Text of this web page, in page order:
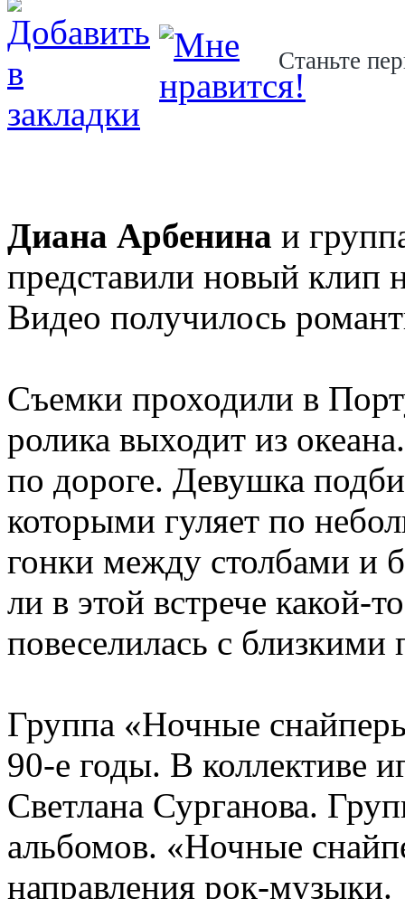
Станьте
Диана Арбенина и
представили новый клип
Видео получилось
Съемки проходили в
ролика выходит из
по дороге. Девушка
которыми гуляет по
гонки между столбами и
ли в этой встрече какой-
повеселилась с
Группа «Ночные
90-е годы. В коллективе
Светлана Сурганова.
альбомов. «Ночные
направления рок-музыки.